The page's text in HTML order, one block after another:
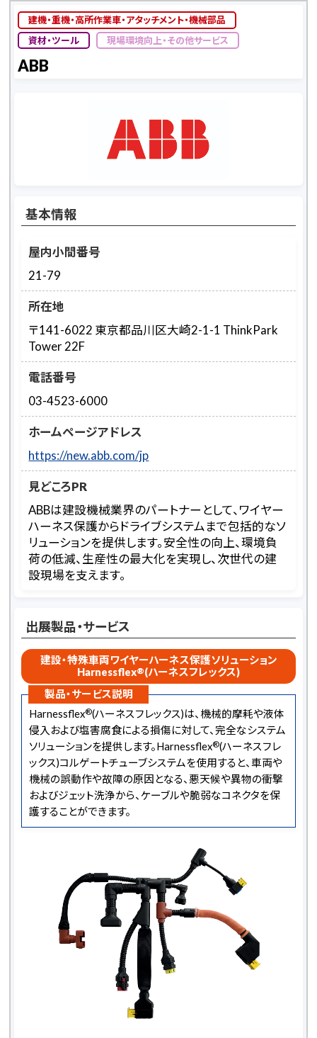
建機・重機・高所作業車・アタッチメント・機械部品
資材・ツール
現場環境向上・その他サービス
ABB
基本情報
屋内小間番号
21-79
所在地
〒141-6022 東京都品川区大崎2-1-1 ThinkPark
Tower 22F
電話番号
03-4523-6000
ホームページアドレス
https://new.abb.com/jp
見どころPR
ABBは建設機械業界のパートナーとして、ワイヤー
ハーネス保護からドライブシステムまで包括的なソ
リューションを提供します。安全性の向上、環境負
荷の低減、生産性の最大化を実現し、次世代の建
設現場を支えます。
出展製品・サービス
建設・特殊車両ワイヤーハーネス保護ソリューション
Harnessflex®(ハーネスフレックス)
製品・サービス説明
Harnessflex®(ハーネスフレックス)は、機械的摩耗や液体
侵入および塩害腐食による損傷に対して、完全なシステム
ソリューションを提供します。Harnessflex®(ハーネスフレ
ックス)コルゲートチューブシステムを使用すると、車両や
機械の誤動作や故障の原因となる、悪天候や異物の衝撃
およびジェット洗浄から、ケーブルや脆弱なコネクタを保
護することができます。